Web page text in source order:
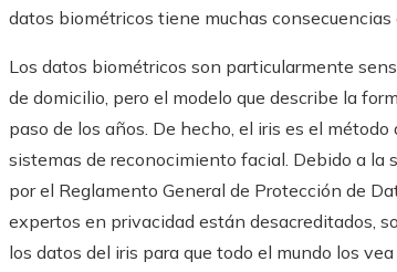
datos biométricos tiene muchas consecuencias
Los datos biométricos son particularmente
de domicilio, pero el modelo que describe la
paso de los años. De hecho, el iris es el
sistemas de reconocimiento facial. Debido a la
por el Reglamento General de Protección de
expertos en privacidad están desacreditados,
los datos del iris para que todo el mundo los